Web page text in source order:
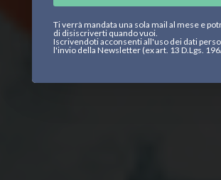
Ti verrà mandata una sola mail al mese e
di disiscriverti quando vuoi.
Iscrivendoti acconsenti all'uso dei dati
l'invio della Newsletter (ex art. 13 D.Lgs.